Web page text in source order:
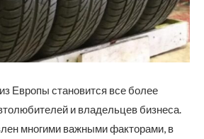
Европы становится все более
и владельцев бизнеса.
многими важными факторами, в